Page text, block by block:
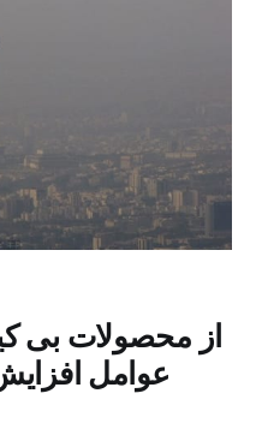
از محصولات بی
عوامل